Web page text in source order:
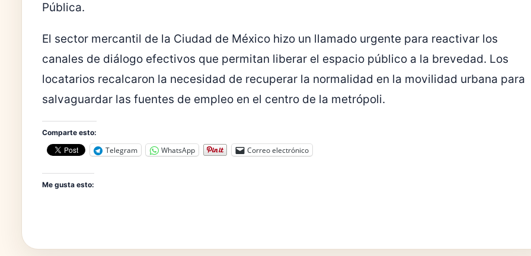
Pública.
El sector mercantil de la Ciudad de México hizo un llamado urgente para reactivar los
canales de diálogo efectivos que permitan liberar el espacio público a la brevedad. Los
locatarios recalcaron la necesidad de recuperar la normalidad en la movilidad urbana para
salvaguardar las fuentes de empleo en el centro de la metrópoli.
Comparte esto:
Telegram WhatsApp Correo electrónico
Me gusta esto: